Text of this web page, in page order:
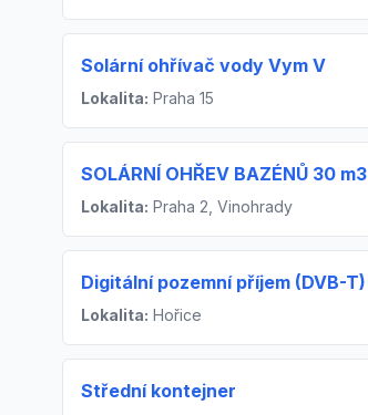
Solární ohřívač vody Vym V
Lokalita: Praha 15
SOLÁRNÍ OHŘEV BAZÉNŮ 30 m3
Lokalita: Praha 2, Vinohrady
Digitální pozemní příjem (DVB-T)
Lokalita: Hořice
Střední kontejner